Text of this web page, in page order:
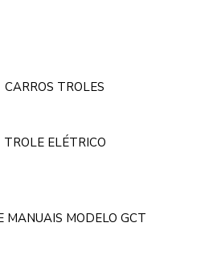
CARROS TROLES
TROLE ELÉTRICO
MANUAIS MODELO GCT